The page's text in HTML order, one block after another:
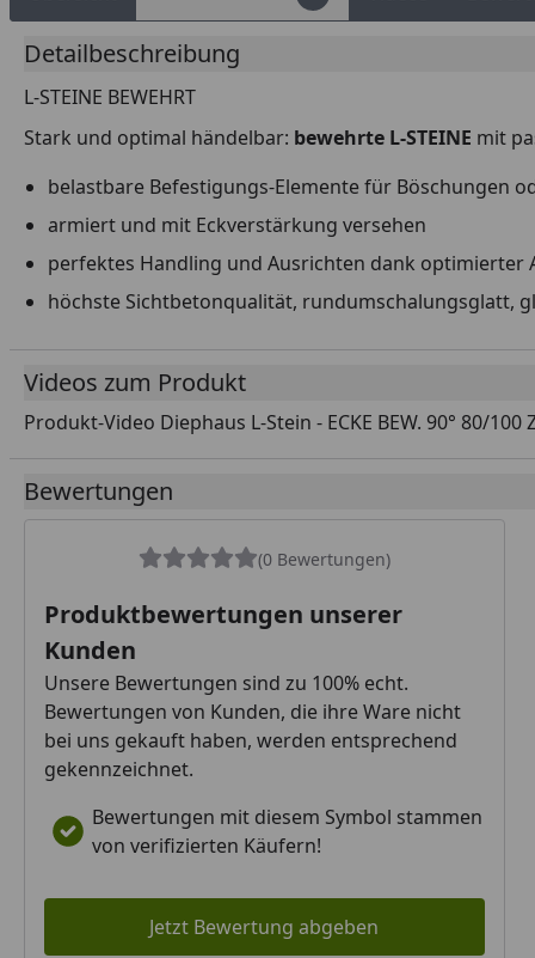
Detailbeschreibung
L-STEINE BEWEHRT
Stark und optimal händelbar: bewehrte L-STEINE mit
belastbare Befestigungs-Elemente für Böschungen
armiert und mit Eckverstärkung versehen
perfektes Handling und Ausrichten dank
höchste Sichtbetonqualität, rundumschalungsglatt,
Videos zum Produkt
Produkt-Video Diephaus L-Stein - ECKE BEW. 90° 80/100
Youtube-
Bewertungen
(0 Bewertungen)
Produktbewertungen unserer
Kunden
Unsere Bewertungen sind zu 100% echt.
Bewertungen von Kunden, die ihre Ware nicht
bei uns gekauft haben, werden entsprechend
gekennzeichnet.
Bewertungen mit diesem Symbol stammen
von verifizierten Käufern!
Jetzt Bewertung abgeben